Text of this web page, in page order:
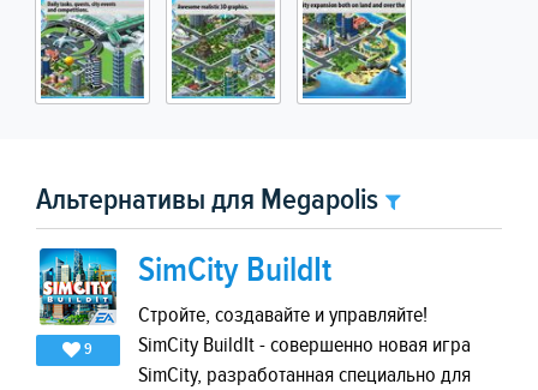
Альтернативы для Megapolis
9
SimCity BuildIt
Стройте, создавайте и управляйте!
SimCity BuildIt - совершенно новая игра
SimCity, разработанная специально для